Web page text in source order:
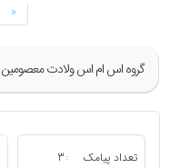
گروه اس ام اس ولادت
«
تعداد پیامک :
3